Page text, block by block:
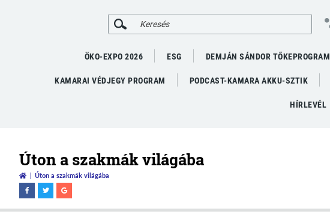
ÖKO-EXPO 2026 ESG DEMJÁN SÁNDOR TŐKEPROGRAM
KAMARAI VÉDJEGY PROGRAM PODCAST-KAMARA AKKU-SZTIK
HÍRLEVÉL
Úton a szakmák világába
Úton a szakmák világába